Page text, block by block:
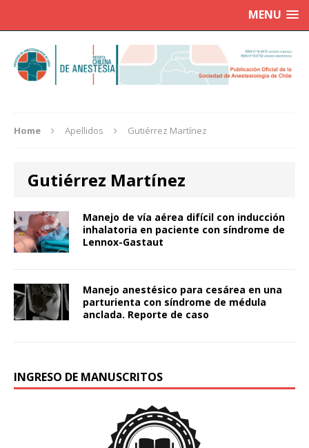
MENU
Home Apellidos Gutiérrez Martínez
Gutiérrez Martínez
Manejo de vía aérea difícil con inducción
inhalatoria en paciente con síndrome de
Lennox-Gastaut
Manejo anestésico para cesárea en una
parturienta con síndrome de médula
anclada. Reporte de caso
INGRESO DE MANUSCRITOS